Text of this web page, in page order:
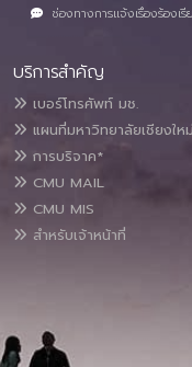
ช่องทางการแจ้งเรื่องร้อง
บริการสำคัญ
เบอร์โทรศัพท์ มช.
แผนที่มหาวิทยาลัยเชียงให
การบริจาค*
CMU MAIL
CMU MIS
สำหรับเจ้าหน้าที่